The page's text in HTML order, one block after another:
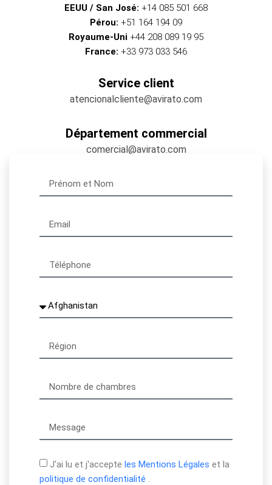
EEUU / San José: +14 085 501 668
Pérou: +51 164 194 09
Royaume-Uni +44 208 089 19 95
France: +33 973 033 546
Service client
atencionalcliente@avirato.com
Département commercial
comercial@avirato.com
J'ai lu et j'accepte les Mentions Légales et la
politique de confidentialité